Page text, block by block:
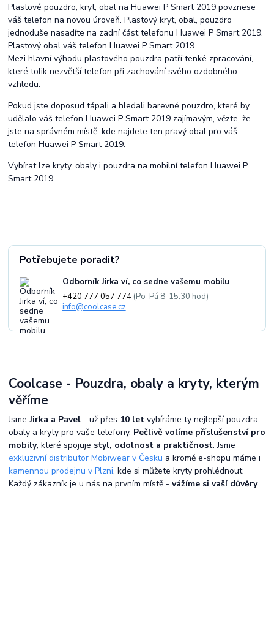
Potřebujete poradit?
Odborník Jirka ví, co sedne vašemu mobilu
+420 777 057 774 (Po-Pá 8-15:30 hod)
info@coolcase.cz
Plastové pouzdro, kryt, obal na Huawei P Smart 2019 povznese
váš telefon na novou úroveň. Plastový kryt, obal, pouzdro
jednoduše nasadíte na zadní část telefonu Huawei P Smart 2019.
Plastový obal váš telefon Huawei P Smart 2019.
Mezi hlavní výhodu plastového pouzdra patří tenké zpracování,
které tolik nezvětší telefon při zachování svého ozdobného
vzhledu.
Pokud jste doposud tápali a hledali barevné pouzdro, které by
udělalo váš telefon Huawei P Smart 2019 zajímavým, vězte, že
jste na správném místě, kde najdete ten pravý obal pro váš
telefon Huawei P Smart 2019.
Vybírat lze kryty, obaly i pouzdra na mobilní telefon Huawei P
Smart 2019.
Coolcase - Pouzdra, obaly a kryty, kterým
věříme
JsmeJirka a Pavel - už přes 10 let vybíráme ty nejlepší pouzdra,
obaly a kryty pro vaše telefony. Pečlivě volíme příslušenství pro
mobily, které spojuje styl, odolnost a praktičnost. Jsme
exkluzivní distributor Mobiwear v Česku a kromě e-shopu máme i
kamennou prodejnu v Plzni, kde si můžete kryty prohlédnout.
Každý zákazník je u nás na prvním místě - vážíme si vaší důvěry.